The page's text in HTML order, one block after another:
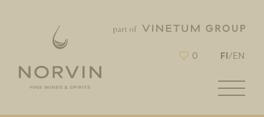
0 FI/EN